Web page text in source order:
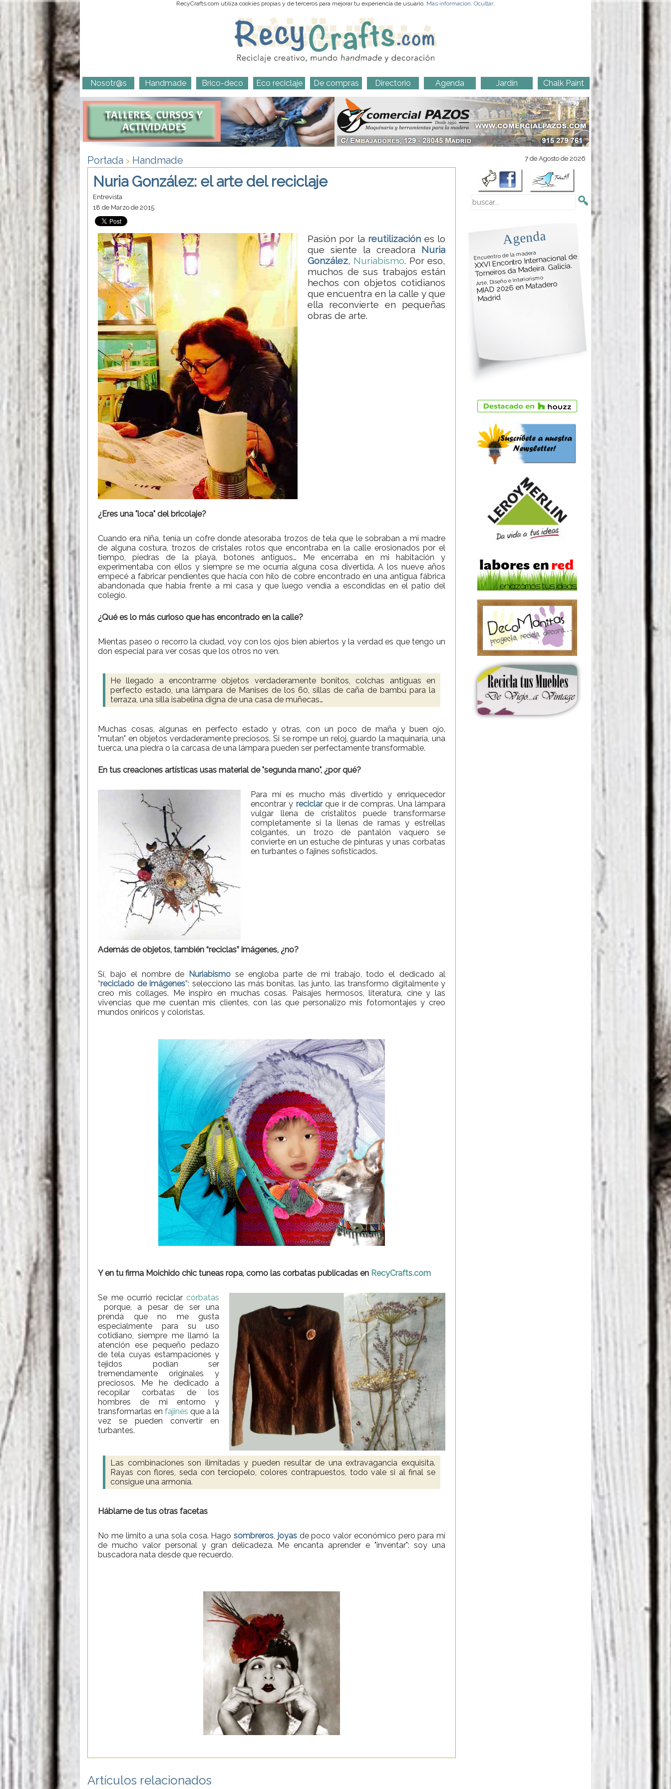
RecyCrafts.com utiliza cookies propias y de terceros para mejorar tu experiencia de usuario. Más información. Ocultar.
Nosotr@s Handmade Brico-deco Eco reciclaje De compras Directorio Agenda Jardín Chalk Paint
Portada > Handmade
Nuria González: el arte del reciclaje
Entrevista
18 de Marzo de 2015
Pasión por la reutilización es lo
que siente la creadora Nuria
González, Nuriabismo. Por eso,
muchos de sus trabajos están
hechos con objetos cotidianos
que encuentra en la calle y que
ella reconvierte en pequeñas
obras de arte.
¿Eres una "loca" del bricolaje?
Cuando era niña, tenía un cofre donde atesoraba trozos de tela que le sobraban a mi madre
de alguna costura, trozos de cristales rotos que encontraba en la calle erosionados por el
tiempo, piedras de la playa, botones antiguos… Me encerraba en mi habitación y
experimentaba con ellos y siempre se me ocurría alguna cosa divertida.A los nueve años
empecé a fabricar pendientes que hacía con hilo de cobre encontrado en una antigua fábrica
abandonada que había frente a mi casa y que luego vendía a escondidas en el patio del
colegio.
¿Qué es lo más curioso que has encontrado en la calle?
Mientas paseo o recorro la ciudad, voy con los ojos bien abiertos y la verdad es que tengo un
don especial para ver cosas que los otros no ven.
He llegado a encontrarme objetos verdaderamente bonitos, colchas antiguas en
perfecto estado, una lámpara de Manises de los 60, sillas de caña de bambú para la
terraza, una silla isabelina digna de una casa de muñecas…
Muchas cosas, algunas en perfecto estado y otras, con un poco de maña y buen ojo,
"mutan" en objetos verdaderamente preciosos. Si se rompe un reloj, guardo la maquinaría, una
tuerca, una piedra o la carcasa de una lámpara pueden ser perfectamente transformable.
En tus creaciones artísticas usas material de "segunda mano", ¿por qué?
Para mí es mucho más divertido y enriquecedor
encontrar y reciclarque ir de compras. Una lámpara
vulgar llena de cristalitos puede transformarse
completamente si la llenas de ramas y estrellas
colgantes, un trozo de pantalón vaquero se
convierte en un estuche de pinturas y unas corbatas
en turbantes o fajines sofisticados.
Además de objetos, también “reciclas” imágenes, ¿no?
Sí, bajo el nombre de Nuriabismo se engloba parte de mi trabajo, todo el dedicado al
“reciclado de imágenes”: selecciono las más bonitas, las junto, las transformo digitalmente y
creo mis collages. Me inspiro en muchas cosas. Paisajes hermosos, literatura, cine y las
vivencias que me cuentan mis clientes, con las que personalizo mis fotomontajes y creo
mundos oníricos y coloristas.
Y en tu firma Moichido chic tuneas ropa, como las corbatas publicadas en RecyCrafts.com
Se me ocurrió reciclar corbatas
porque, a pesar de ser una
prenda que no me gusta
especialmente para su uso
cotidiano, siempre me llamó la
atención ese pequeño pedazo
de tela cuyas estampaciones y
tejidos podían ser
tremendamente originales y
preciosos. Me he dedicado a
recopilar corbatas de los
hombres de mi entorno y
transformarlas en fajines que a la
vez se pueden convertir en
turbantes.
Las combinaciones son ilimitadas y pueden resultar de una extravagancia exquisita.
Rayas con flores, seda con terciopelo, colores contrapuestos, todo vale si al final se
consigue una armonía.
Háblame de tus otras facetas
No me limito a una sola cosa. Hago sombreros, joyasde poco valor económico pero para mí
de mucho valor personal y gran delicadeza. Me encanta aprender e "inventar": soy una
buscadora nata desde que recuerdo.
Artículos relacionados
7 de Agosto de 2026
Agenda
Encuentro de la madera
XXVI Encontro Internacional de
Torneiros da Madeira. Galicia.
Arte, Diseño e Interiorismo
MIAD 2026 en Matadero
Madrid